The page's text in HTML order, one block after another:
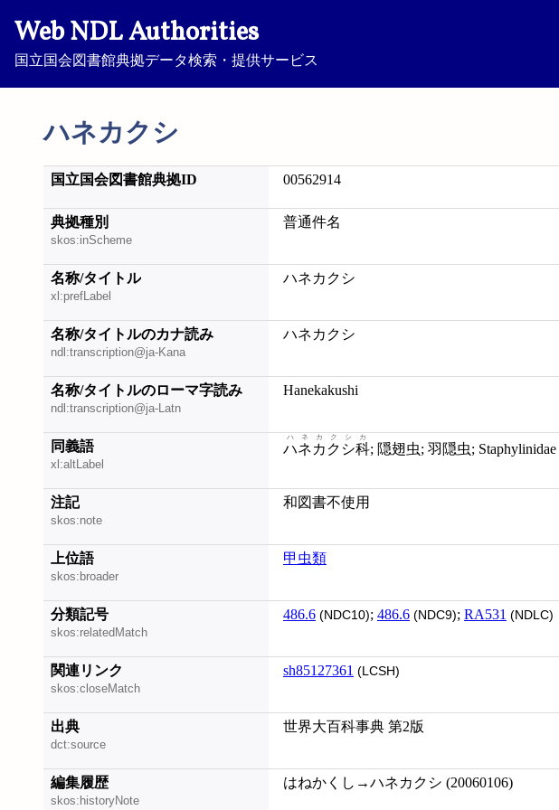
Web NDL Authorities
国立国会図書館典拠データ検索・提供サービス
ハネカクシ
国立国会図書館典拠ID 00562914
典拠種別
skos:inScheme
普通件名
名称/タイトル
xl:prefLabel
ハネカクシ
名称/タイトルのカナ読み
ndl:transcription@ja-Kana
ハネカクシ
名称/タイトルのローマ字読み
ndl:transcription@ja-Latn
Hanekakushi
同義語
xl:altLabel
ハネカクシ科
ハネカクシカ
; 隠翅虫; 羽隠虫; Staphylinidae
注記
skos:note
和図書不使用
上位語
skos:broader
甲虫類
分類記号
skos:relatedMatch
486.6 (NDC10); 486.6 (NDC9); RA531 (NDLC)
関連リンク
skos:closeMatch
sh85127361 (LCSH)
出典
dct:source
世界大百科事典 第2版
編集履歴
skos:historyNote
はねかくし→ハネカクシ (20060106)